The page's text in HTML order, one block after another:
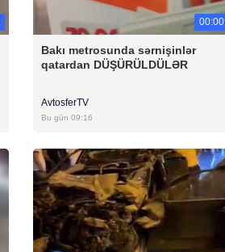
Bakı metrosunda sərnişinlər
qatardan DÜŞÜRÜLDÜLƏR
AvtosferTV
Bu gün 09:16